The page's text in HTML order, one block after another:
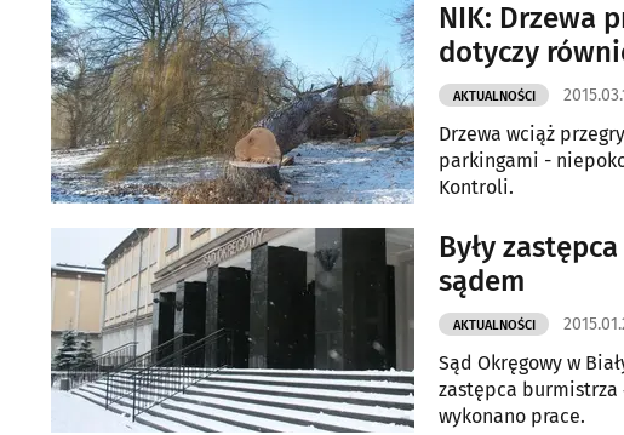
NIK: Drzewa
dotyczy
AKTUALNOŚCI
Drzewa wciąż
parkingami -
Kontroli.
Były
sądem
AKTUALNOŚCI
Sąd Okręgowy w
zastępca burmistrza
wykonano prace.